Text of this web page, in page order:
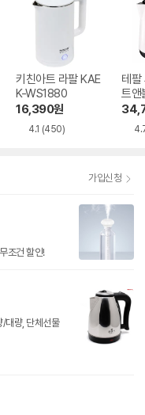
키친아트 라팔 KAE
K-WS1880
16,390원
4.1 (450)
테팔
트앤
가입신청
조건 할인!
/대량, 단체선물